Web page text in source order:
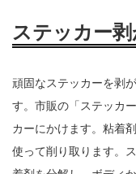
ステッカー
頑固なステッカーを剥
す。市販の「ステッカ
カーにかけます。粘着
使って削り取ります。